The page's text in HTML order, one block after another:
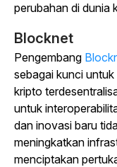
perubahan di dunia
Blocknet
Pengembang
sebagai kunci
kripto
untuk
dan inovasi baru
meningkatkan
menciptakan